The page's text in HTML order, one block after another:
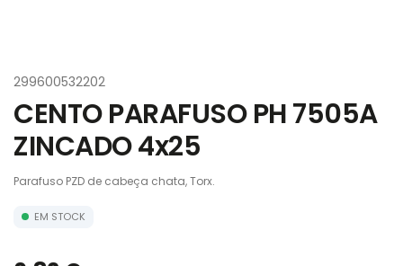
299600532202
CENTO PARAFUSO PH 7505A
ZINCADO 4x25
Parafuso PZD de cabeça chata, Torx.
EM STOCK